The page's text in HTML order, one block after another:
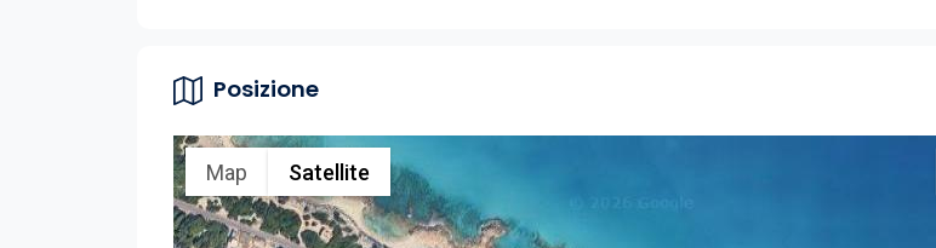
Posizione
Map Satellite